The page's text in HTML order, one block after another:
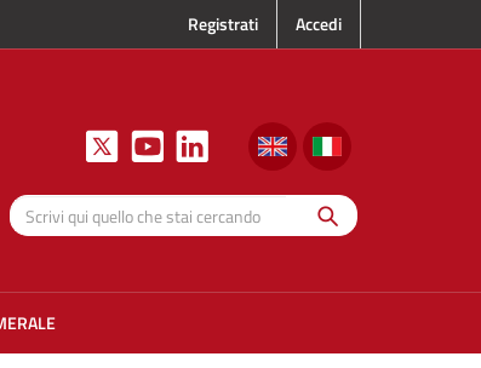
Registrati Accedi
stai
Cerca